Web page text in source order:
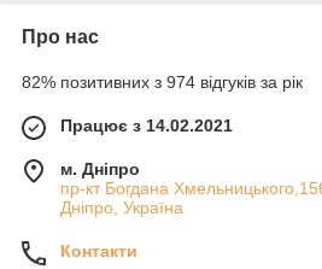
Про нас
82% позитивних з 974 відгуків за рік
Працює з 14.02.2021
м. Дніпро
пр-кт Богдана
Дніпро, Україна
Контакти